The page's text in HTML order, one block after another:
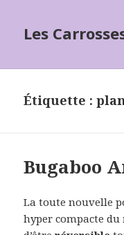
Les
Étiquette :
Bugaboo
La toute nouvelle
hyper compacte